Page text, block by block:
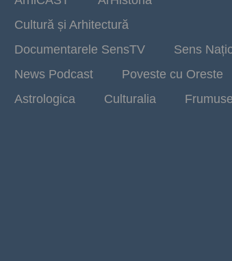
Cultură și Arhitectură
Documentarele SensTV
Sens
News Podcast
Poveste cu Oreste
Astrologica
Culturalia